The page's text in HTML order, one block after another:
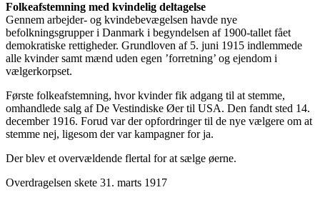
Folkeafstemning med kvindelig deltagelse
Gennem arbejder- og kvindebevægelsen havde nye
befolkningsgrupper i Danmark i begyndelsen af 1900-tallet fået
demokratiske rettigheder. Grundloven af 5. juni 1915 indlemmede
alle kvinder samt mænd uden egen ’forretning’ og ejendom i
vælgerkorpset.
Første folkeafstemning, hvor kvinder fik adgang til at stemme,
omhandlede salg af De Vestindiske Øer til USA. Den fandt sted 14.
december 1916. Forud var der opfordringer til de nye vælgere om at
stemme nej, ligesom der var kampagner for ja.
Der blev et overvældende flertal for at sælge øerne.
Overdragelsen skete 31. marts 1917